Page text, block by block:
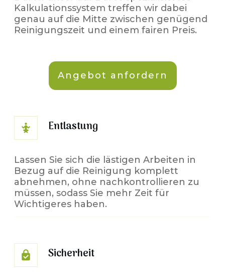
Kalkulationssystem treffen wir dabei
genau auf die Mitte zwischen genügend
Reinigungszeit und einem fairen Preis.
Angebot anfordern
Entlastung
Lassen Sie sich die lästigen Arbeiten in
Bezug auf die Reinigung komplett
abnehmen, ohne nachkontrollieren zu
müssen, sodass Sie mehr Zeit für
Wichtigeres haben.
Sicherheit